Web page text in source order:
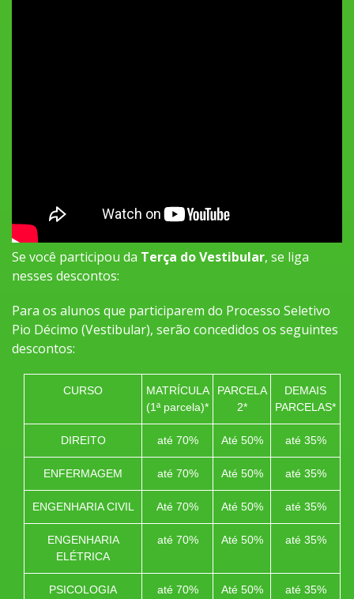
Se você participou da Terça do Vestibular, se liga
nesses descontos:
Para os alunos que participarem do Processo Seletivo
Pio Décimo (Vestibular), serão concedidos os seguintes
descontos:
CURSO
MATRÍCULA
(1ª parcela)*
PARCELA
2*
DEMAIS
PARCELAS*
DIREITO até 70% Até 50% até 35%
ENFERMAGEM até 70% Até 50% até 35%
ENGENHARIA CIVIL Até 70% Até 50% até 35%
ENGENHARIA
ELÉTRICA
até 70% Até 50% até 35%
PSICOLOGIA até 70% Até 50% até 35%